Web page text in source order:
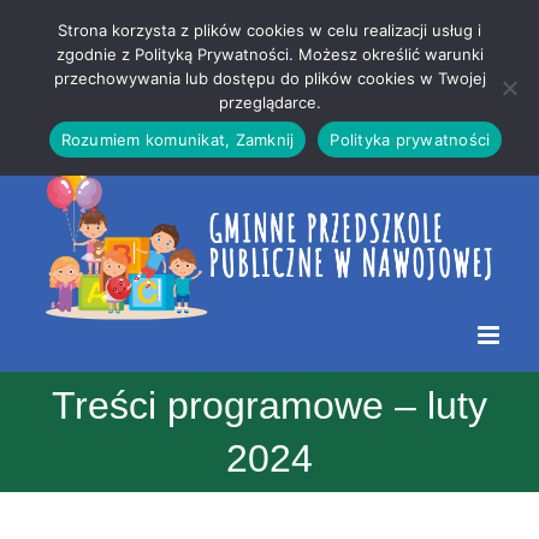
treści
strony
Treści programowe – luty
2024
Strona korzysta z plików cookies w celu realizacji usług i
zgodnie z Polityką Prywatności. Możesz określić warunki
przechowywania lub dostępu do plików cookies w Twojej
przeglądarce.
Rozumiem komunikat, Zamknij
Polityka prywatności